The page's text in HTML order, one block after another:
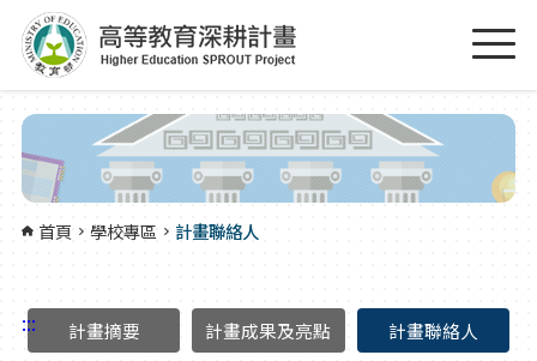
跳到主要內容區塊
首頁 學校專區 計畫聯絡人
::: 計畫摘要 計畫成果及亮點 計畫聯絡人